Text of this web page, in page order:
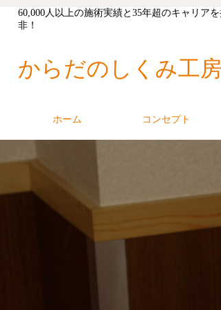
60,000人以上の施術実績と35年超のキャリア
非！
からだのしくみ工
ホーム コンセプト